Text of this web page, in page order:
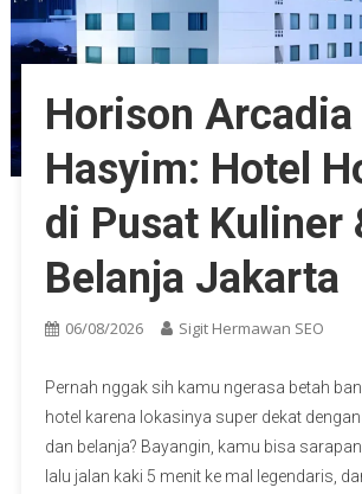
Horison Arcadia
Hasyim: Hotel
di Pusat Kuliner
Belanja Jakarta
06/08/2026 Sigit Hermawan SEO
Pernah nggak sih kamu ngerasa betah
hotel karena lokasinya super dekat
dan belanja? Bayangin, kamu bisa sarapan
lalu jalan kaki 5 menit ke mal legendaris,